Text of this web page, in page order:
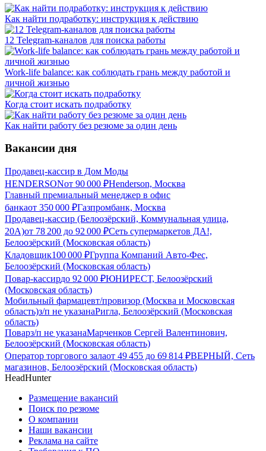
Как найти подработку: инструкция к действию
12 Telegram-каналов для поиска работы
Work-life balance: как соблюдать грань между работой и
личной жизнью
Когда стоит искать подработку
Как найти работу без резюме за один день
Вакансии дня
Продавец-кассир в Дом Моды
HENDERSONот 90 000 ₽Henderson, Москва
Главный премиальный менеджер в офис
банкаот 350 000 ₽Газпромбанк, Москва
Продавец-кассир (Белоозёрский, Коммунальная улица,
20А)от 78 200 до 92 000 ₽Сеть супермаркетов ДА!,
Белоозёрский (Московская область)
Кладовщик100 000 ₽Группа Компаний Авто-Фес,
Белоозёрский (Московская область)
Повар-кассирдо 92 000 ₽ЮНИРЕСТ, Белоозёрский
(Московская область)
Мобильный фармацевт/провизор (Москва и Московская
область)з/п не указанаРигла, Белоозёрский (Московская
область)
Поварз/п не указанаМарченков Сергей Валентинович,
Белоозёрский (Московская область)
Оператор торгового залаот 49 455 до 69 814 ₽ВЕРНЫЙ, Сеть
магазинов, Белоозёрский (Московская область)
HeadHunter
Размещение вакансий
Поиск по резюме
О компании
Наши вакансии
Реклама на сайте